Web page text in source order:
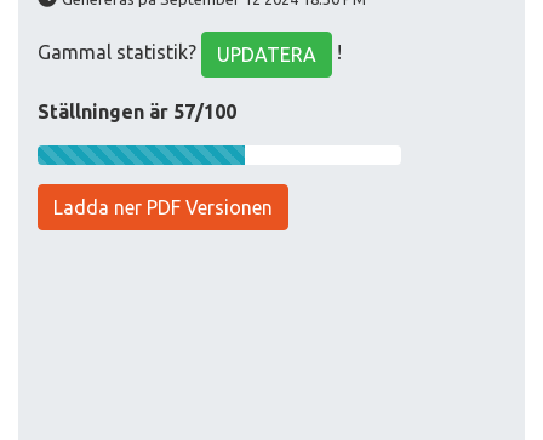
Gammal statistik? UPDATERA !
Ställningen är 57/100
Ladda ner PDF Versionen